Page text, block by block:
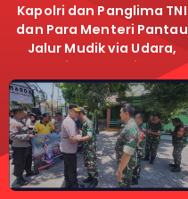
Kapolri dan Panglima TNI
dan Para Menteri Pantau
Jalur Mudik via Udara,
Pastikan Lalu Lintas
Lancar